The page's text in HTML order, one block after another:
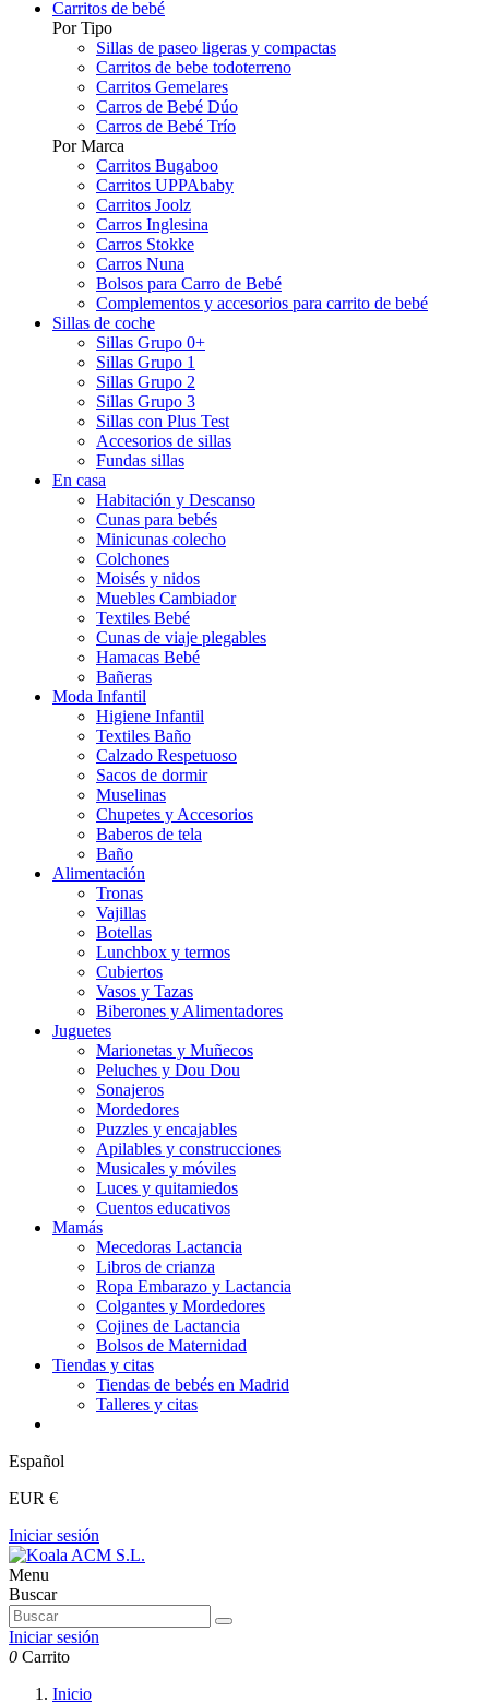
Carritos de bebé
Por Tipo
Sillas de paseo ligeras y compactas
Carritos de bebe todoterreno
Carritos Gemelares
Carros de Bebé Dúo
Carros de Bebé Trío
Por Marca
Carritos Bugaboo
Carritos UPPAbaby
Carritos Joolz
Carros Inglesina
Carros Stokke
Carros Nuna
Bolsos para Carro de Bebé
Complementos y accesorios para carrito de bebé
Sillas de coche
Sillas Grupo 0+
Sillas Grupo 1
Sillas Grupo 2
Sillas Grupo 3
Sillas con Plus Test
Accesorios de sillas
Fundas sillas
En casa
Habitación y Descanso
Cunas para bebés
Minicunas colecho
Colchones
Moisés y nidos
Muebles Cambiador
Textiles Bebé
Cunas de viaje plegables
Hamacas Bebé
Bañeras
Moda Infantil
Higiene Infantil
Textiles Baño
Calzado Respetuoso
Sacos de dormir
Muselinas
Chupetes y Accesorios
Baberos de tela
Baño
Alimentación
Tronas
Vajillas
Botellas
Lunchbox y termos
Cubiertos
Vasos y Tazas
Biberones y Alimentadores
Juguetes
Marionetas y Muñecos
Peluches y Dou Dou
Sonajeros
Mordedores
Puzzles y encajables
Apilables y construcciones
Musicales y móviles
Luces y quitamiedos
Cuentos educativos
Mamás
Mecedoras Lactancia
Libros de crianza
Ropa Embarazo y Lactancia
Colgantes y Mordedores
Cojines de Lactancia
Bolsos de Maternidad
Tiendas y citas
Tiendas de bebés en Madrid
Talleres y citas
Español
EUR €
Iniciar sesión
Menu
Buscar
Iniciar sesión
0 Carrito
Inicio